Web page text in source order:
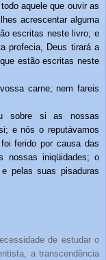
aquele que ouvir as
acrescentar alguma
escritas neste livro; e
profecia, Deus tirará a
estão escritas neste
carne; nem fareis
sobre si as nossas
e nós o reputávamos
ferido por causa das
nossas iniqüidades; o
pelas suas pisaduras
de estudar o
a transcendência